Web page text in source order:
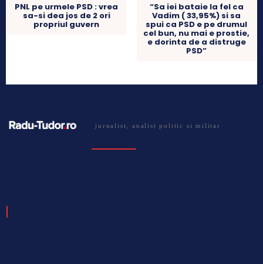
PNL pe urmele PSD : vrea
sa-si dea jos de 2 ori
propriul guvern
“Sa iei bataie la fel ca
Vadim ( 33,95%) si sa
spui ca PSD e pe drumul
cel bun, nu mai e prostie,
e dorinta de a distruge
PSD”
jurnalist, analist politic si militar